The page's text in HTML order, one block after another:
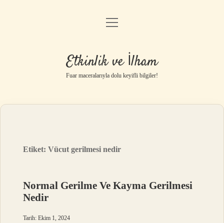
Anasayfa
Gizlilik Politikası
Yasal Uyarı
menüyü
Etkinlik ve İlham
Fuar maceralarıyla dolu keyifli bilgiler!
Etiket:Vücut gerilmesi nedir
Normal Gerilme Ve Kayma Gerilmesi
Nedir
Tarih: Ekim 1, 2024